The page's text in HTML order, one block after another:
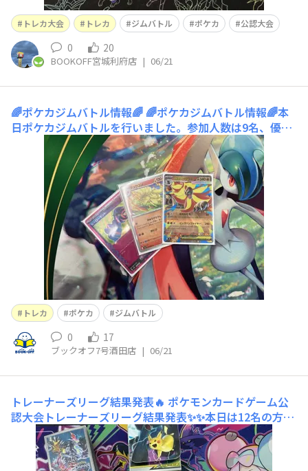
トレカ大会 トレカ ジムバトル ポケカ 公認大会
0 20
BOOKOFF宮城利府店 | 06/21
🌈ポケカジムバトル情報🌈 🌈ポケカジムバトル情報🌈本
日ポケカジムバトルを行いました。参加人数は9名、優勝
者は「まっつぁん」さんでした！ デッキ名「メガカエン
ジシex」 一言コメント「レパルダスの名残‼️」優勝おめ
でとうございます🎉ご参加いただいた皆様ありがとうござ
いました🤩
トレカ ポケカ ジムバトル
0 17
ブックオフ7号酒田店 | 06/21
トレーナーズリーグ結果発表🔥 ポケモンカードゲーム公
認大会トレーナーズリーグ結果発表✨✨本日は12名の方に
ご参加頂きました‼️ありがとうございます‼️優勝は［てぃ
も］さんの［バシャドラパ］デッキでした🔥🔥おめでとう
ございます😀